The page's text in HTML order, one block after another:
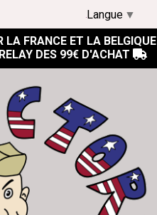
LA FRANCE ET LA BELGIQUE
DES 99€ D'ACHAT 
Langue ▼